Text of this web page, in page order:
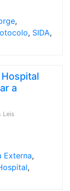
,
, SIDA,
a
Leis
Externa,
,